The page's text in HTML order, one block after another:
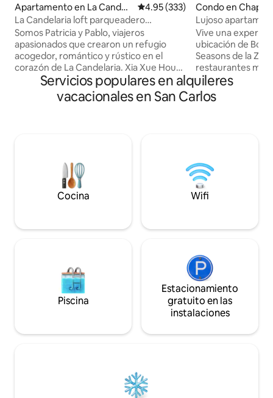
Apartamento en La Candel
aria
Calificación promedio: 4.95 de
4.95 (333)
La Candelaria loft parqueadero
chimenea vista 360
Somos Patricia y Pablo, viajeros
apasionados que crearon un refugio
acogedor, romántico y rústico en el
corazón de La Candelaria. Xia Xue House
está a pocos pasos de la Plaza de Bolívar,
los museos Botero y del Oro y
Monserrate. Disfruta de la chimenea, las
estacionamiento gratuito y se admiten
mascotas. Un espacio cálido y
encantador diseñado para que te sientas
como en casa en Bogotá. Detalles de
Condo en
Lujoso
en terraza
Vive una
ubicación de
Seasons de la
restaurantes más
SELVAGGIO, un
ofrece acabados
sauna, en una
Incluye estudio,
espacios
confort. Ideal
Servicios populares en alquileres
vacacionales en San Carlos
Cocina Wifi
Piscina
Estacionamiento
gratuito en las
instalaciones